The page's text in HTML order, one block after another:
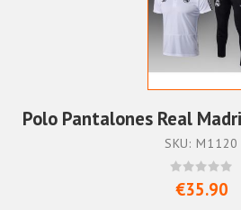
Polo Pantalones Real
SKU: M1120
€35.90